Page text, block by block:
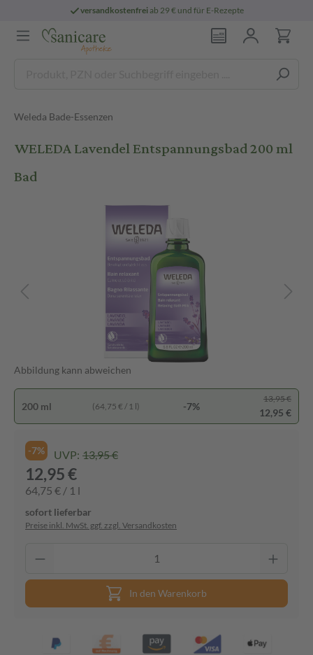
versandkostenfreiab 29 € und für E-Rezepte
Weleda Bade-Essenzen
WELEDA Lavendel Entspannungsbad 200 ml
Bad
Abbildung kann abweichen
200 ml (64,75 € / 1 l) -7%
13,95 €
12,95 €
-7% UVP: 13,95 €
12,95 €
64,75 € / 1 l
sofort lieferbar
Preise inkl. MwSt. ggf. zzgl. Versandkosten
In den Warenkorb